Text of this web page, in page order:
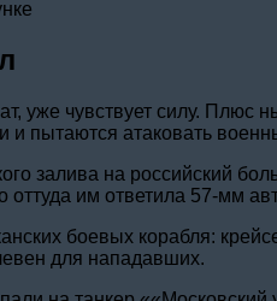
уже чувствует силу. Плюс
и пытаются атаковать
залива на российский
оттуда им ответила 57-мм
боевых корабля:
для нападавших.